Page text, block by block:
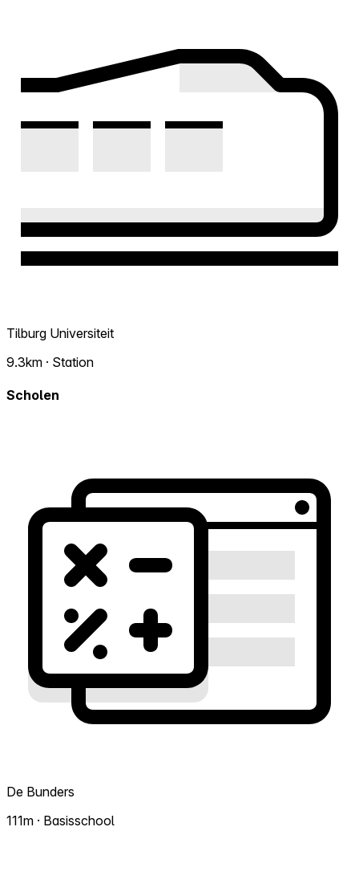
Tilburg Universiteit
9.3km · Station
Scholen
De Bunders
111m · Basisschool